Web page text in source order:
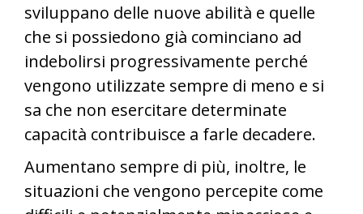
sviluppano delle nuove abilità e quelle
che si possiedono già cominciano ad
indebolirsi progressivamente perché
vengono utilizzate sempre di meno e si
sa che non esercitare determinate
capacità contribuisce a farle decadere.
Aumentano sempre di più, inoltre, le
situazioni che vengono percepite come